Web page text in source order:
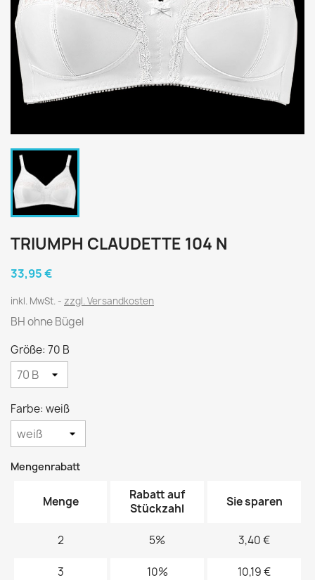
TRIUMPH CLAUDETTE 104 N
33,95 €
inkl. MwSt. zzgl. Versandkosten
BH ohne Bügel
Größe: 70 B
Farbe: weiß
Mengenrabatt
Menge
Rabatt auf
Stückzahl
Sie sparen
2 5% 3,40 €
3 10% 10,19 €